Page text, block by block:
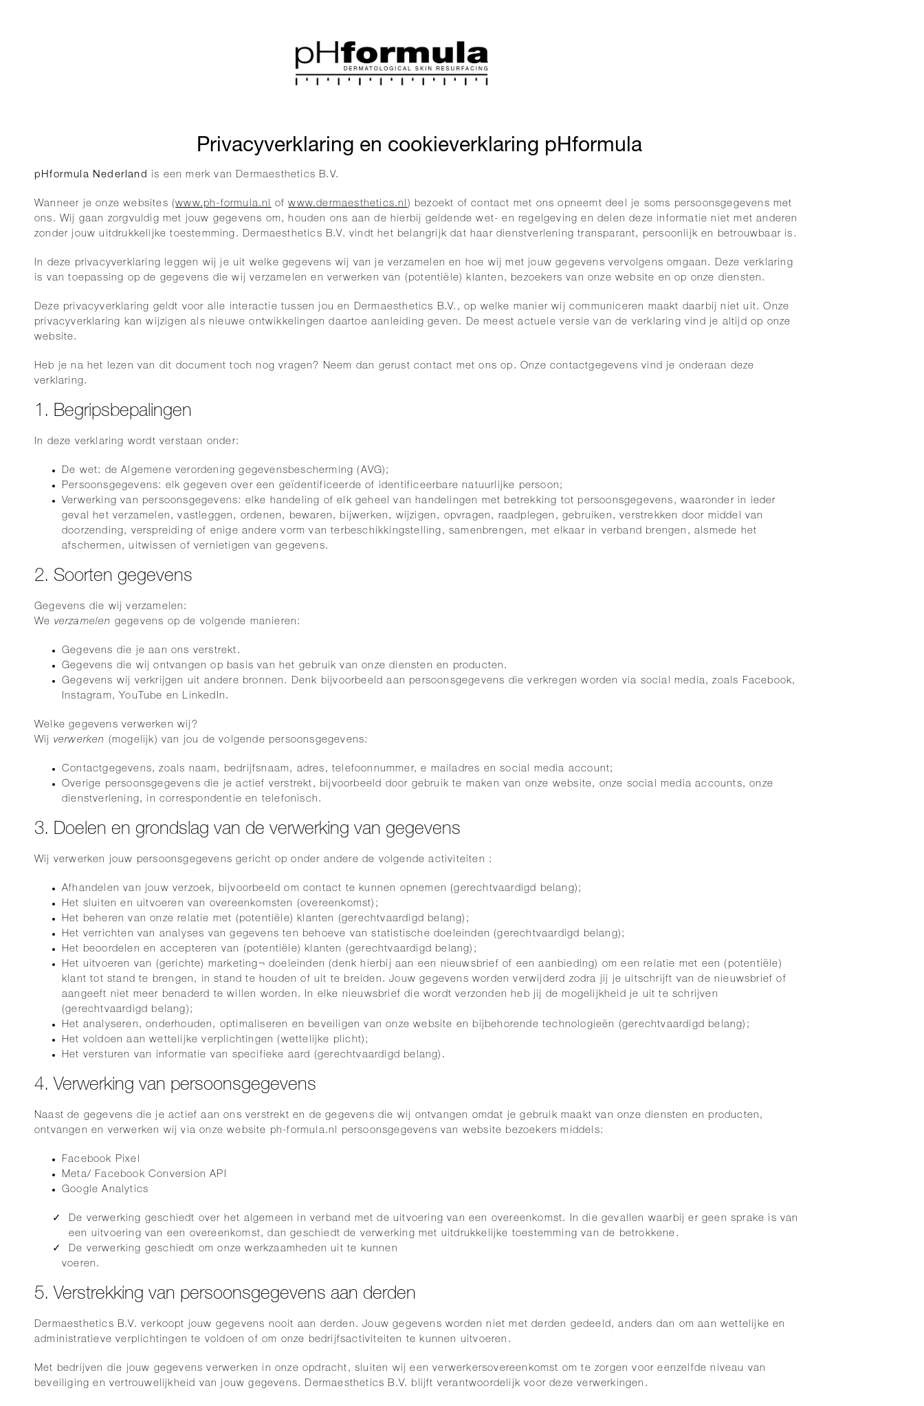
Privacyverklaring en cookieverklaring pHformula
pHformula Nederland is een merk van Dermaesthetics B.V.
Wanneer je onze websites (www.ph-formula.nl ofwww.dermaesthetics.nl ) bezoekt of contact met ons opneemt deel je soms persoonsgegevens met
ons. Wij gaan zorgvuldig met jouw gegevens om, houden ons aan de hierbij geldende wet- en regelgeving en delen deze informatie niet met anderen
zonder jouw uitdrukkelijke toestemming. Dermaesthetics B.V. vindt het belangrijk dat haar dienstverlening transparant, persoonlijk en betrouwbaar is.
In deze privacyverklaring leggen wij je uit welke gegevens wij van je verzamelen en hoe wij met jouw gegevens vervolgens omgaan. Deze verklaring
is van toepassing op de gegevens die wij verzamelen en verwerken van (potentiële) klanten, bezoekers van onze website en op onze diensten.
Deze privacyverklaring geldt voor alle interactie tussen jou en Dermaesthetics B.V., op welke manier wij communiceren maakt daarbij niet uit. Onze
privacyverklaring kan wijzigen als nieuwe ontwikkelingen daartoe aanleiding geven. De meest actuele versie van de verklaring vind je altijd op onze
website.
Heb je na het lezen van dit document toch nog vragen? Neem dan gerust contact met ons op. Onze contactgegevens vind je onderaan deze
verklaring.
1. Begripsbepalingen
In deze verklaring wordt verstaan onder:
De wet: de Algemene verordening gegevensbescherming (AVG);
Persoonsgegevens: elk gegeven over een geïdentificeerde of identificeerbare natuurlijke persoon;
Verwerking van persoonsgegevens: elke handeling of elk geheel van handelingen met betrekking tot persoonsgegevens, waaronder in ieder
geval het verzamelen, vastleggen, ordenen, bewaren, bijwerken, wijzigen, opvragen, raadplegen, gebruiken, verstrekken door middel van
doorzending, verspreiding of enige andere vorm van terbeschikkingstelling, samenbrengen, met elkaar in verband brengen, alsmede het
afschermen, uitwissen of vernietigen van gegevens.
2. Soorten gegevens
Gegevens die wij verzamelen:
We verzamelen gegevens op de volgende manieren:
Gegevens die je aan ons verstrekt.
Gegevens die wij ontvangen op basis van het gebruik van onze diensten en producten.
Gegevens wij verkrijgen uit andere bronnen. Denk bijvoorbeeld aan persoonsgegevens die verkregen worden via social media, zoals Facebook,
Instagram, YouTube en LinkedIn.
Welke gegevens verwerken wij?
Wij verwerken (mogelijk) van jou de volgende persoonsgegevens:
Contactgegevens, zoals naam, bedrijfsnaam, adres, telefoonnummer, e mailadres en social media account;
Overige persoonsgegevens die je actief verstrekt, bijvoorbeeld door gebruik te maken van onze website, onze social media accounts, onze
dienstverlening, in correspondentie en telefonisch.
3. Doelen en grondslag van de verwerking van gegevens
Wij verwerken jouw persoonsgegevens gericht op onder andere de volgende activiteiten :
Afhandelen van jouw verzoek, bijvoorbeeld om contact te kunnen opnemen (gerechtvaardigd belang);
Het sluiten en uitvoeren van overeenkomsten (overeenkomst);
Het beheren van onze relatie met (potentiële) klanten (gerechtvaardigd belang);
Het verrichten van analyses van gegevens ten behoeve van statistische doeleinden (gerechtvaardigd belang);
Het beoordelen en accepteren van (potentiële) klanten (gerechtvaardigd belang);
Het uitvoeren van (gerichte) marketing¬ doeleinden (denk hierbij aan een nieuwsbrief of een aanbieding) om een relatie met een (potentiële)
klant tot stand te brengen, in stand te houden of uit te breiden. Jouw gegevens worden verwijderd zodra jij je uitschrijft van de nieuwsbrief of
aangeeft niet meer benaderd te willen worden. In elke nieuwsbrief die wordt verzonden heb jij de mogelijkheid je uit te schrijven
(gerechtvaardigd belang);
Het analyseren, onderhouden, optimaliseren en beveiligen van onze website en bijbehorende technologieën (gerechtvaardigd belang);
Het voldoen aan wettelijke verplichtingen (wettelijke plicht);
Het versturen van informatie van specifieke aard (gerechtvaardigd belang).
4. Verwerking van persoonsgegevens
Naast de gegevens die je actief aan ons verstrekt en de gegevens die wij ontvangen omdat je gebruik maakt van onze diensten en producten,
ontvangen en verwerken wij via onze website ph-formula.nl persoonsgegevens van website bezoekers middels:
Facebook Pixel
Meta/ Facebook Conversion API
Google Analytics
De verwerking geschiedt over het algemeen in verband met de uitvoering van een overeenkomst. In die gevallen waarbij er geen sprake is van
een uitvoering van een overeenkomst, dan geschiedt de verwerking met uitdrukkelijke toestemming van de betrokkene.
De verwerking geschiedt om onze werkzaamheden uit te kunnen
voeren.
5. Verstrekking van persoonsgegevens aan derden
Dermaesthetics B.V. verkoopt jouw gegevens nooit aan derden. Jouw gegevens worden niet met derden gedeeld, anders dan om aan wettelijke en
administratieve verplichtingen te voldoen of om onze bedrijfsactiviteiten te kunnen uitvoeren.
Met bedrijven die jouw gegevens verwerken in onze opdracht, sluiten wij een verwerkersovereenkomst om te zorgen voor eenzelfde niveau van
beveiliging en vertrouwelijkheid van jouw gegevens. Dermaesthetics B.V. blijft verantwoordelijk voor deze verwerkingen.